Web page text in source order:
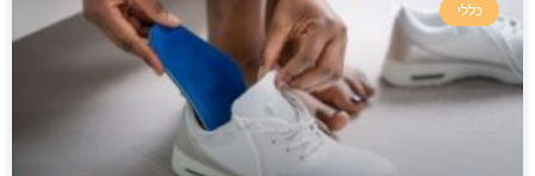
כללי